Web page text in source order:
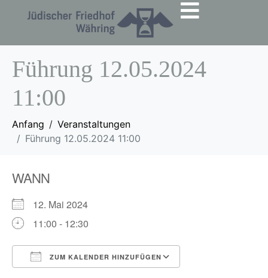
Führung 12.05.2024
11:00
Anfang
Veranstaltungen
Führung 12.05.2024 11:00
WANN
12. Mai 2024
11:00 - 12:30
ZUM KALENDER HINZUFÜGEN